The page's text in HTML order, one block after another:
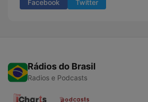
Facebook Twitter
Rádios do Brasil
Radios e Podcasts